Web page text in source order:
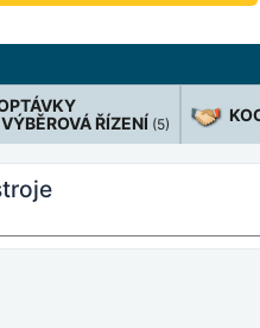
ŘÍZENÍ (5)